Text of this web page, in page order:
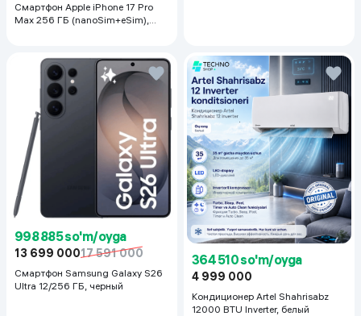
LED-Дисплей
Смартфон Apple iPhone 17 Pro
Max 256 ГБ (nanoSim+eSim),
998 885 so'm/oyga
13 699 00017 591 000
Смартфон Samsung Galaxy S26
Ultra 12/256 ГБ, черный
364 510 so'm/oyga
4 999 000
Кондиционер Artel Shahrisabz
12000 BTU Inverter, белый